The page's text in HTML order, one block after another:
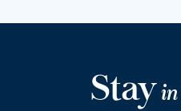
Stayin